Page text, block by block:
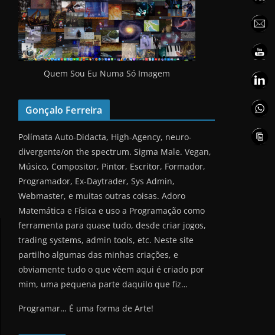
Quem Sou Eu Numa Só Imagem
Gonçalo Ferreira
Polímata Auto-Didacta, High-Agency, neuro-
divergente/on the spectrum. Sigma Male. Vegan,
Músico, Compositor, Pintor, Escritor, Formador,
Programador, Ex-Daytrader, Sys Admin,
Webmaster, e muitas outras coisas. Adoro
Matemática e Física e uso a Programação como
ferramenta para quase tudo, desde criar jogos,
trading systems, admin tools, etc. Neste site
partilho algumas das minhas criações, e
obviamente tudo o que vêem aqui é criado por
mim, uma pequena parte daquilo que fiz…
Programar… É uma forma de Arte!